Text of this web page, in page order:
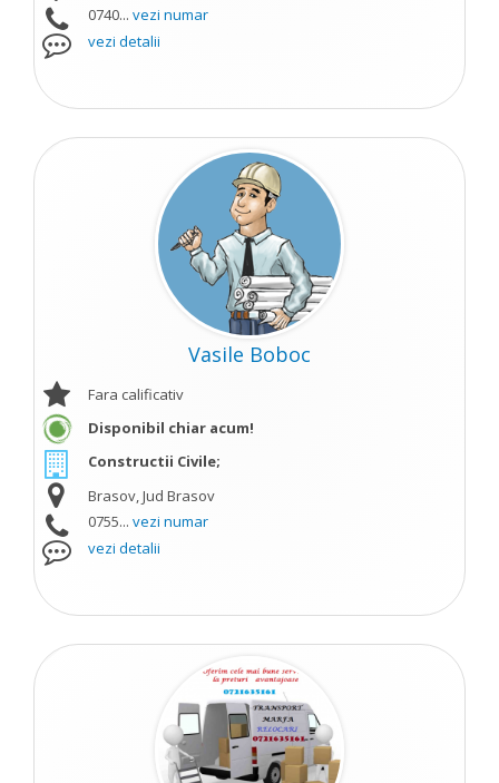
0740... vezi numar
vezi detalii
Vasile Boboc
Fara calificativ
Disponibil chiar acum!
Constructii Civile;
Brasov, Jud Brasov
0755... vezi numar
vezi detalii